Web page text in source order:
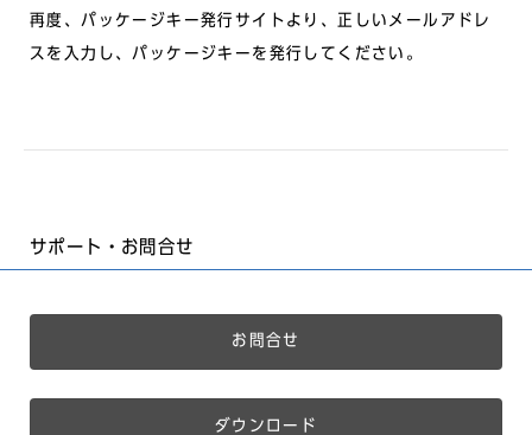
再度、パッケージキー発行サイトより、正しいメールアドレ
スを入力し、パッケージキーを発行してください。
サポート・お問合せ
お問合せ
ダウンロード